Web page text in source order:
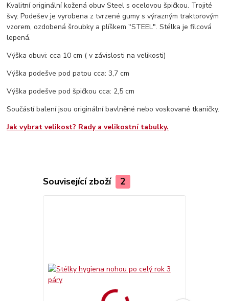
Kvalitní originální kožená obuv Steel s ocelovou špičkou. Trojité
švy. Podešev je vyrobena z tvrzené gumy s výrazným traktorovým
vzorem, ozdobená šroubky a plíškem "STEEL". Stélka je filcová
lepená.
Výška obuvi: cca 10 cm ( v závislosti na velikosti)
Výška podešve pod patou cca: 3,7 cm
Výška podešve pod špičkou cca: 2,5 cm
Součástí balení jsou originální bavlněné nebo voskované tkaničky.
Jak vybrat velikost? Rady a velikostní tabulky.
Související zboží 2